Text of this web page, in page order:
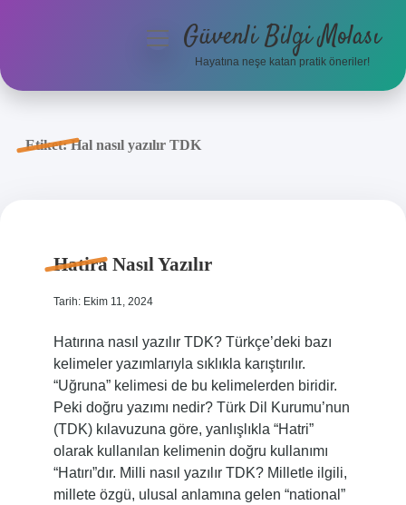
Anasayfa
menüyüGüvenli Bilgi Molası
Hayatına neşe katan pratik öneriler!
Etiket:Hal nasıl yazılır TDK
Hatira Nasıl Yazılır
Tarih: Ekim 11, 2024
Hatırına nasıl yazılır TDK? Türkçe’deki bazı
kelimeler yazımlarıyla sıklıkla karıştırılır.
“Uğruna” kelimesi de bu kelimelerden biridir.
Peki doğru yazımı nedir? Türk Dil Kurumu’nun
(TDK) kılavuzuna göre, yanlışlıkla “Hatri”
olarak kullanılan kelimenin doğru kullanımı
“Hatırı”dır. Milli nasıl yazılır TDK? Milletle ilgili,
millete özgü, ulusal anlamına gelen “national”